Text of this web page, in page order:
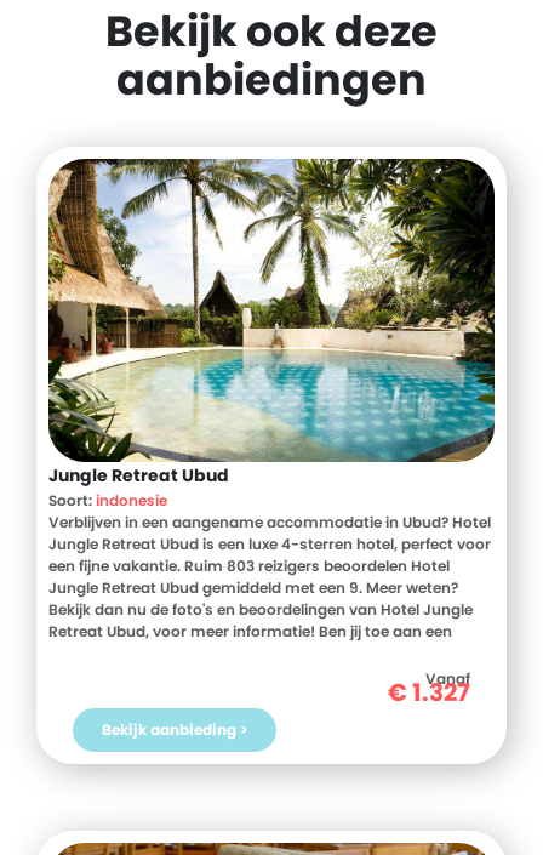
Bekijk ook deze
aanbiedingen
Jungle Retreat Ubud
Soort:indonesie
Verblijven in een aangename accommodatie in Ubud? Hotel
Jungle Retreat Ubud is een luxe 4-sterren hotel, perfect voor
een fijne vakantie. Ruim 803 reizigers beoordelen Hotel
Jungle Retreat Ubud gemiddeld met een 9. Meer weten?
Bekijk dan nu de foto's en beoordelingen van Hotel Jungle
Retreat Ubud, voor meer informatie! Ben jij toe aan een
Vanaf
€1.327
Bekijk aanbieding >